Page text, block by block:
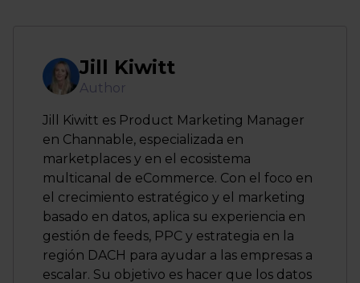
Jill Kiwitt
Author
Jill Kiwitt es Product Marketing Manager
en Channable, especializada en
marketplaces y en el ecosistema
multicanal de eCommerce. Con el foco en
el crecimiento estratégico y el marketing
basado en datos, aplica su experiencia en
gestión de feeds, PPC y estrategia en la
región DACH para ayudar a las empresas a
escalar. Su objetivo es hacer que los datos